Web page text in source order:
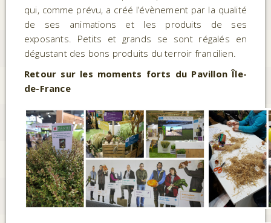
qui, comme prévu, a créé l’évènement par la qualité
de ses animations et les produits de ses
exposants. Petits et grands se sont régalés en
dégustant des bons produits du terroir francilien.
Retour sur les moments forts du Pavillon Île-
de-France